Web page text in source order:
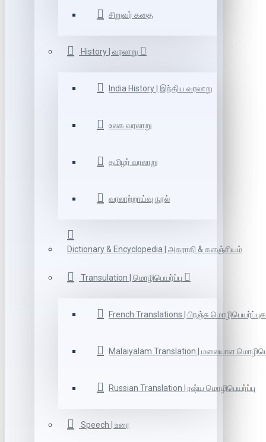
சிறுவர் கதை
History | வரலாறு
India History | இந்திய வரலாறு
உலக வரலாறு
தமிழர் வரலாறு
வரலாற்றாய்வு நூல்
Dictionary & Encyclopedia | அகராதி & களஞ்சியம்
Transulation | மொழிபெயர்ப்பு
French Translations | பிரஞ்சு
Malaiyalam Translation | மலையாள
Russian Translation | ரஷ்ய மொழிபெயர்ப்பு
Speech | உரை